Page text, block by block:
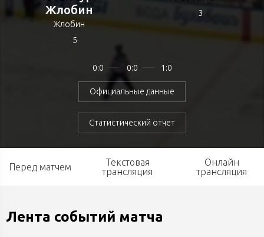
Жлобин
Жлобин
5
0:0 0:0 1:0
Официальные данные
Статистический отчет
3
Перед матчем
Текстовая
трансляция
Онлайн
трансляция
Лента событий матча